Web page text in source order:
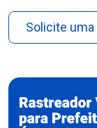
Solicite